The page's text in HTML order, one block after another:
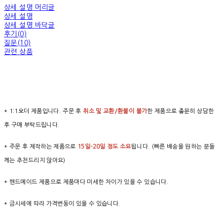
상세 설명 머리글
상세 설명
상세 설명 바닥글
후기(0)
질문(10)
관련 상품
* 1:1오더 제품입니다. 주문 후취소 및 교환/환불이 불가한 제품으로 충분히 상담한
후 구매 부탁드립니다.
* 주문 후 제작하는 제품으로 15일-20일 정도 소요됩니다. (빠른 배송을 원하는 분들
께는 추천드리지 않아요)
* 핸드메이드 제품으로 제품마다 미세한 차이가 있을 수 있습니다.
* 금시세에 따라 가격변동이 있을 수 있습니다.